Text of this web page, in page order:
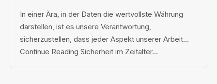
In einer Ära, in der Daten die wertvollste Währung
darstellen, ist es unsere Verantwortung,
sicherzustellen, dass jeder Aspekt unserer Arbeit…
Continue Reading Sicherheit im Zeitalter...